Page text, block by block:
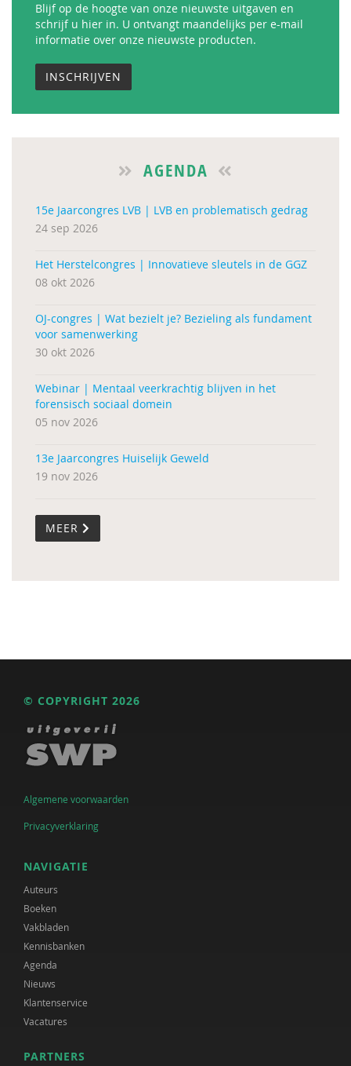
Blijf op de hoogte van onze nieuwste uitgaven en
schrijf u hier in. U ontvangt maandelijks per e-mail
informatie over onze nieuwste producten.
INSCHRIJVEN
AGENDA
15e Jaarcongres LVB | LVB en problematisch gedrag
24 sep 2026
Het Herstelcongres | Innovatieve sleutels in de GGZ
08 okt 2026
OJ-congres | Wat bezielt je? Bezieling als fundament
voor samenwerking
30 okt 2026
Webinar | Mentaal veerkrachtig blijven in het
forensisch sociaal domein
05 nov 2026
13e Jaarcongres Huiselijk Geweld
19 nov 2026
MEER
© COPYRIGHT 2026
Algemene voorwaarden
Privacyverklaring
NAVIGATIE
Auteurs
Boeken
Vakbladen
Kennisbanken
Agenda
Nieuws
Klantenservice
Vacatures
PARTNERS